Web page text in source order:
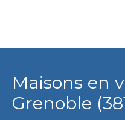
Maisons en
Grenoble